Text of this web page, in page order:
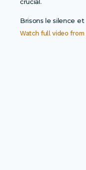
Watch full video from